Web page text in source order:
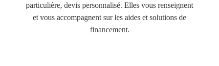
particulière, devis personnalisé. Elles vous renseignent
et vous accompagnent sur les aides et solutions de
financement.